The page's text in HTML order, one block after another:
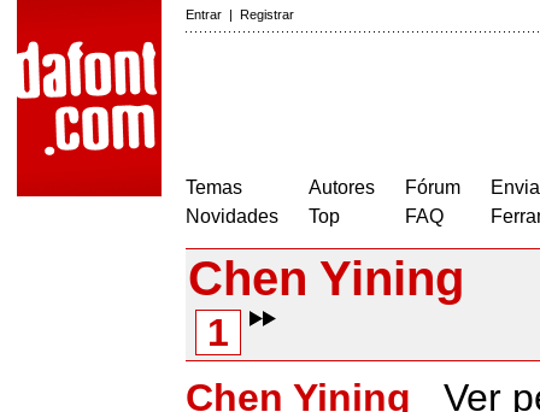
Entrar | Registrar
Temas
Novidades
Autores
Top
Fórum
FAQ
Chen Yining
1
Chen Yining
Ver